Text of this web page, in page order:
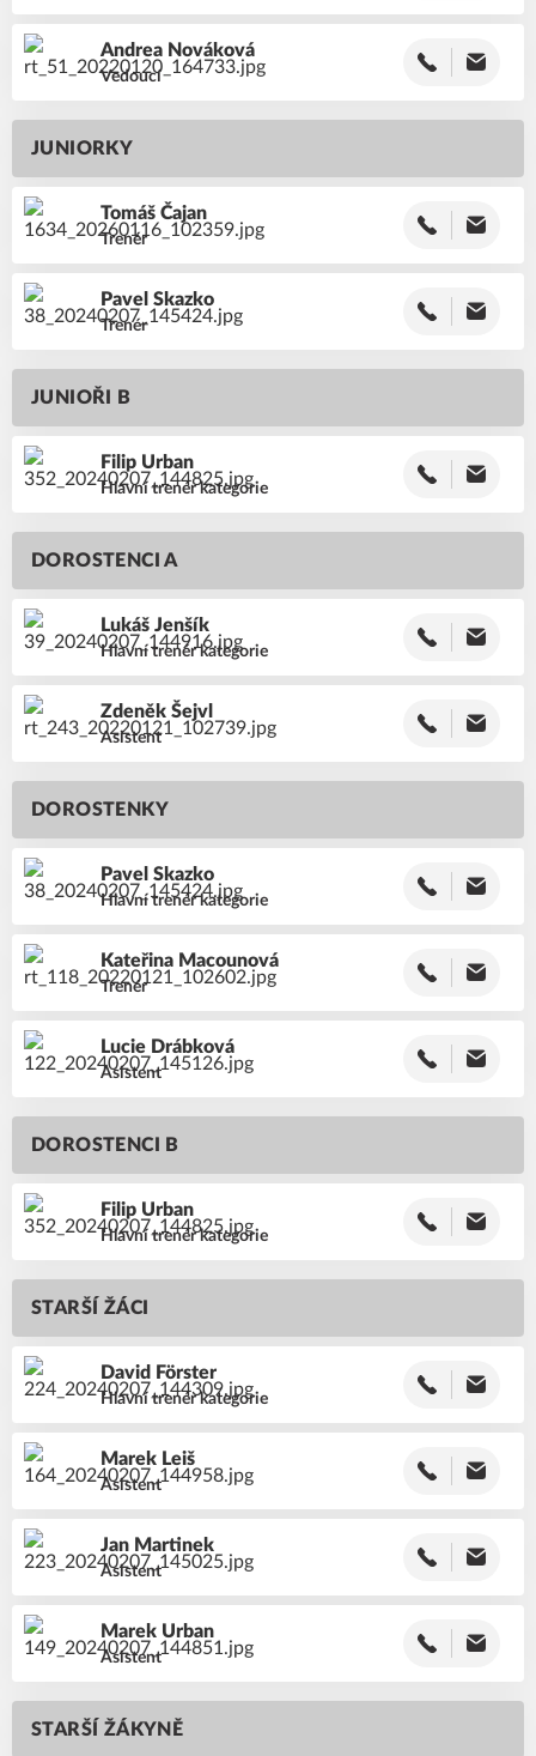
Andrea Nováková
Vedoucí
JUNIORKY
Tomáš Čajan
Trenér
Pavel Skazko
Trenér
JUNIOŘI B
Filip Urban
Hlavní trenér kategorie
DOROSTENCI A
Lukáš Jenšík
Hlavní trenér kategorie
Zdeněk Šejvl
Asistent
DOROSTENKY
Pavel Skazko
Hlavní trenér kategorie
Kateřina Macounová
Trenér
Lucie Drábková
Asistent
DOROSTENCI B
Filip Urban
Hlavní trenér kategorie
STARŠÍ ŽÁCI
David Förster
Hlavní trenér kategorie
Marek Leiš
Asistent
Jan Martinek
Asistent
Marek Urban
Asistent
STARŠÍ ŽÁKYNĚ